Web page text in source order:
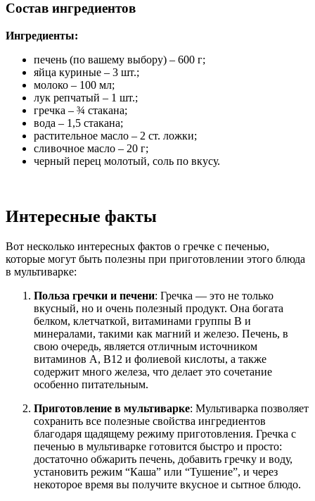
Состав ингредиентов
Ингредиенты:
печень (по вашему выбору) – 600 г;
яйца куриные – 3 шт.;
молоко – 100 мл;
лук репчатый – 1 шт.;
гречка – ¾ стакана;
вода – 1,5 стакана;
растительное масло – 2 ст. ложки;
сливочное масло – 20 г;
черный перец молотый, соль по вкусу.
Интересные факты
Вот несколько интересных фактов о гречке с печенью,
которые могут быть полезны при приготовлении этого блюда
в мультиварке:
Польза гречки и печени: Гречка — это не только
вкусный, но и очень полезный продукт. Она богата
белком, клетчаткой, витаминами группы B и
минералами, такими как магний и железо. Печень, в
свою очередь, является отличным источником
витаминов A, B12 и фолиевой кислоты, а также
содержит много железа, что делает это сочетание
особенно питательным.
Приготовление в мультиварке: Мультиварка позволяет
сохранить все полезные свойства ингредиентов
благодаря щадящему режиму приготовления. Гречка с
печенью в мультиварке готовится быстро и просто:
достаточно обжарить печень, добавить гречку и воду,
установить режим “Каша” или “Тушение”, и через
некоторое время вы получите вкусное и сытное блюдо.